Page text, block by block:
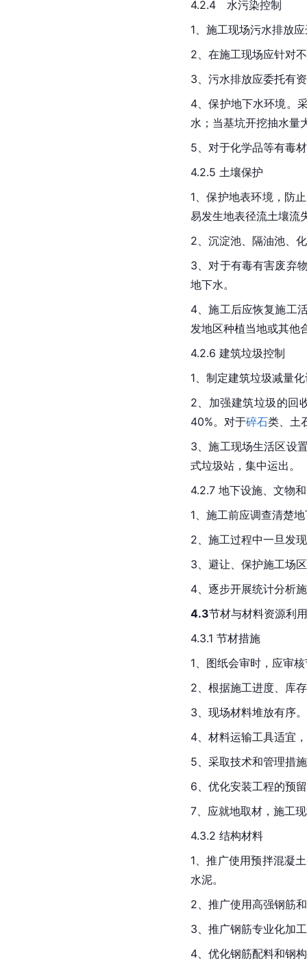
4.2.4　水污染控制
1、施工现场污水排放
2、在施工现场应针对
3、污水排放应委托有
4、保护地下水环境。
水；当基坑开挖抽水量
5、对于化学品等有毒
4.2.5 土壤保护
1、保护地表环境，防
易发生地表径流土壤流
2、沉淀池、隔油池、
3、对于有毒有害废弃
地下水。
4、施工后应恢复施工
发地区种植当地或其他
4.2.6 建筑垃圾控制
1、制定建筑垃圾减量
2、加强建筑垃圾的回
40%。对于碎石类、土
3、施工现场生活区设
式垃圾站，集中运出。
4.2.7 地下设施、文物
1、施工前应调查清楚
2、施工过程中一旦发
3、避让、保护施工场
4、逐步开展统计分析
4.3节材与材料资源利
4.3.1 节材措施
1、图纸会审时，应审
2、根据施工进度、库
3、现场材料堆放有序
4、材料运输工具适宜
5、采取技术和管理措
6、优化安装工程的预
7、应就地取材，施工
4.3.2 结构材料
1、推广使用预拌混凝
水泥。
2、推广使用高强钢筋
3、推广钢筋专业化加
4、优化钢筋配料和钢